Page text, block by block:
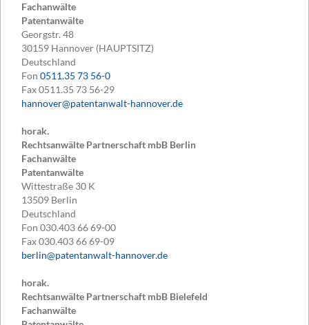
Fachanwälte
Patentanwälte
Georgstr. 48
30159 Hannover (HAUPTSITZ)
Deutschland
Fon 0511.35 73 56-0
Fax0511.35 73 56-29
hannover@patentanwalt-hannover.de
horak.
Rechtsanwälte Partnerschaft mbB Berlin
Fachanwälte
Patentanwälte
Wittestraße 30 K
13509 Berlin
Deutschland
Fon 030.403 66 69-00
Fax030.403 66 69-09
berlin@patentanwalt-hannover.de
horak.
Rechtsanwälte Partnerschaft mbB Bielefeld
Fachanwälte